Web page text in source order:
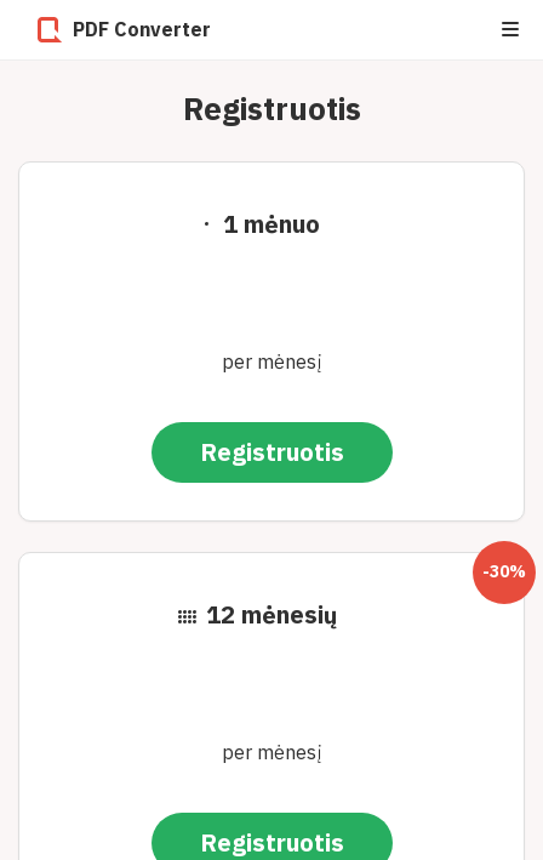
PDF Converter
Registruotis
1 mėnuo
per mėnesį
Registruotis
12 mėnesių
per mėnesį
Registruotis
-30%